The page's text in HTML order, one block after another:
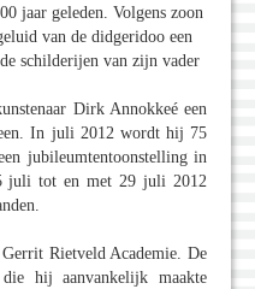
jaar geleden. Volgens zoon
van de didgeridoo een
schilderijen van zijn vader
Dirk Annokkeé een
In juli 2012 wordt hij 75
jubileumtentoonstelling in
juli tot en met 29 juli 2012
Rietveld Academie. De
hij aanvankelijk maakte